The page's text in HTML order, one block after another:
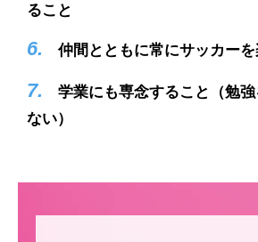
ること
6. 仲間とともに常にサッカーを
7.
学業にも専念すること（勉強
ない）